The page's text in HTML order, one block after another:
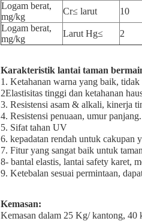
Logam berat,
mg/kg
Cr≤ larut 10
Logam berat,
mg/kg
Larut Hg≤ 2
Karakteristik lantai taman
1. Ketahanan warna yang baik,
2Elastisitas tinggi dan ketahanan
3. Resistensi asam & alkali, kinerja
4. Resistensi penuaan, umur panjang.
5. Sifat tahan UV
6. kepadatan rendah untuk cakupan
7. Fitur yang sangat baik untuk
8- bantal elastis, lantai safety karet,
9. Ketebalan sesuai permintaan,
Kemasan:
Kemasan dalam 25 Kg/ kantong, 40